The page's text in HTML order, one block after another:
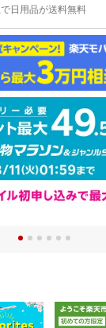
日用品が送料無料